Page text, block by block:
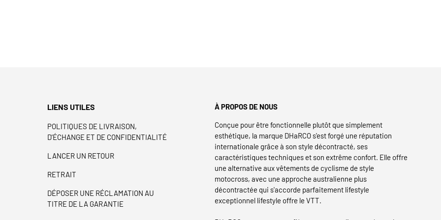
LIENS UTILES
POLITIQUES DE LIVRAISON,
D'ÉCHANGE ET DE CONFIDENTIALITÉ
LANCER UN RETOUR
RETRAIT
DÉPOSER UNE RÉCLAMATION AU
TITRE DE LA GARANTIE
À PROPOS DE NOUS
Conçue pour être fonctionnelle plutôt que simplement
esthétique, la marque DHaRCO s'est forgé une réputation
internationale grâce à son style décontracté, ses
caractéristiques techniques et son extrême confort. Elle offre
une alternative aux vêtements de cyclisme de style
motocross, avec une approche australienne plus
décontractée qui s'accorde parfaitement lifestyle
exceptionnel lifestyle offre le VTT.